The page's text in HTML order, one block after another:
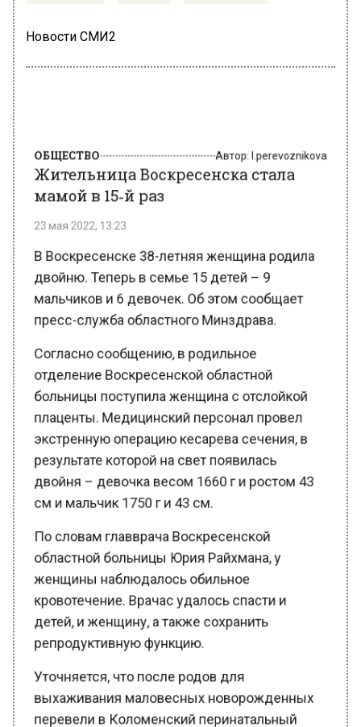
Новости СМИ2
мамой в 15‑й раз
23 мая 2022, 13:23
В Воскресенске 38-летняя женщина родила
двойню. Теперь в семье 15 детей – 9
мальчиков и 6 девочек. Об этом сообщает
пресс-служба областного Минздрава.
Согласно сообщению, в родильное
отделение Воскресенской областной
больницы поступила женщина с отслойкой
плаценты. Медицинский персонал провел
экстренную операцию кесарева сечения, в
результате которой на свет появилась
двойня – девочка весом 1660 г и ростом 43
см и мальчик 1750 г и 43 см.
областной больницы Юрия Райхмана, у
женщины наблюдалось обильное
кровотечение. Врачас удалось спасти и
детей, и женщину, а также сохранить
репродуктивную функцию.
Уточняется, что после родов для
выхаживания маловесных новорожденных
перевели в Коломенский перинатальный